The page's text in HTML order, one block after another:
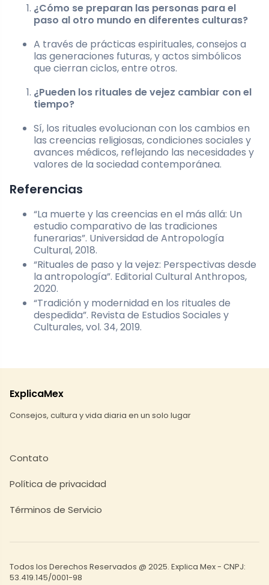
¿Cómo se preparan las personas para el
paso al otro mundo en diferentes culturas?
A través de prácticas espirituales, consejos a
las generaciones futuras, y actos simbólicos
que cierran ciclos, entre otros.
¿Pueden los rituales de vejez cambiar con el
tiempo?
Sí, los rituales evolucionan con los cambios en
las creencias religiosas, condiciones sociales y
avances médicos, reflejando las necesidades y
valores de la sociedad contemporánea.
Referencias
“La muerte y las creencias en el más allá: Un
estudio comparativo de las tradiciones
funerarias”. Universidad de Antropología
Cultural, 2018.
“Rituales de paso y la vejez: Perspectivas desde
la antropología”. Editorial Cultural Anthropos,
2020.
“Tradición y modernidad en los rituales de
despedida”. Revista de Estudios Sociales y
Culturales, vol. 34, 2019.
ExplicaMex
Consejos, cultura y vida diaria en un solo lugar
Contato
Política de privacidad
Términos de Servicio
Todos los Derechos Reservados @ 2025. Explica Mex - CNPJ:
53.419.145/0001-98